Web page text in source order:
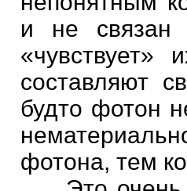
и не
«чувствует»
составляют
будто фотон
фотона, тем